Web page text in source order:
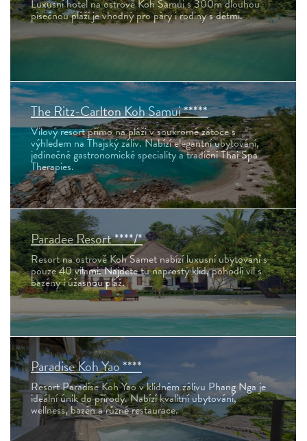
Luxusní hotel na ostrově Koh Samui s 300m dlouhou
písečnou pláží je vhodný pro páry i rodiny s dětmi.
The Ritz-Carlton Koh Samui *****
Vilový resort přímo na pláži v soukromé zátoce s
výhledem na Thajský záliv. Nabízí elegantní ubytování,
jedinečné gastronomické speciality a tradiční Thai Spa
Therapies.
Paradee Resort ****/*
Resort na ostrově Koh Samet nabízí luxusní ubytování s
pouze 40 vilami. Najdete tu naprostý klid, pohodlí vil s
bazény i úžasnou pláž.
Paradise Koh Yao ****
Resort Paradise Koh Yao v klidném zálivu Phang Nga je
ideální únik do přírody. Nabízí kvalitní ubytování,
wellness, bazén a různé restaurace.